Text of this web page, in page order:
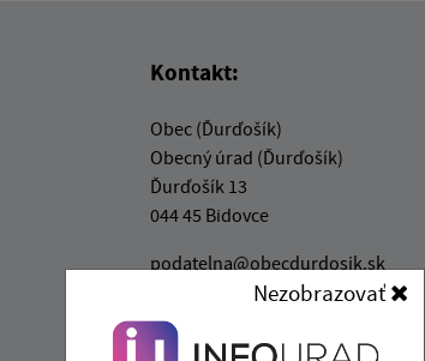
Kontakt:
Obec (Ďurďošík)
Obecný úrad (Ďurďošík)
Ďurďošík 13
044 45 Bidovce
podatelna@obecdurdosik.sk
+421 55 696 52 15
IČO: 00324124
Nezobrazovať